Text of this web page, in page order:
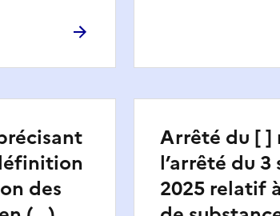
des
Arrêté du [
l’arrêté du
2025 relatif